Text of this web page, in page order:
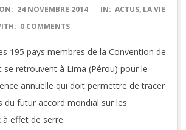
ON: 24 NOVEMBRE 2014 IN: ACTUS, LA VIE
0 COMMENTS
195 pays membres de la Convention de
se retrouvent à Lima (Pérou) pour le
annuelle qui doit permettre de tracer
du futur accord mondial sur les
effet de serre.